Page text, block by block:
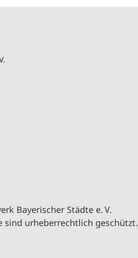
Bayerischer Städte e. V.
sind urheberrechtlich geschützt.